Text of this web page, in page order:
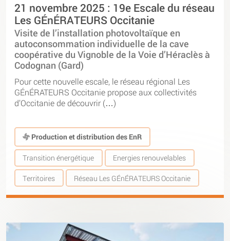
21 novembre 2025 : 19e Escale du réseau
Les GÉnÉRATEURS Occitanie
Visite de l’installation photovoltaïque en
autoconsommation individuelle de la cave
coopérative du Vignoble de la Voie d’Héraclès à
Codognan (Gard)
Pour cette nouvelle escale, le réseau régional Les
GÉnÉRATEURS Occitanie propose aux collectivités
d’Occitanie de découvrir (…)
Production et distribution des EnR
Transition énergétique Energies renouvelables
Territoires Réseau Les GÉnÉRATEURS Occitanie